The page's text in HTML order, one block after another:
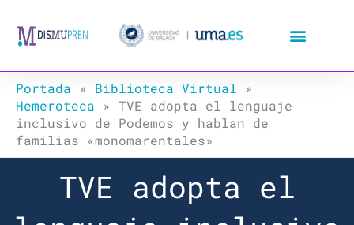
Portada » Biblioteca Virtual »
Hemeroteca » TVE adopta el lenguaje
inclusivo de Podemos y hablan de
familias «monomarentales»
TVE adopta el